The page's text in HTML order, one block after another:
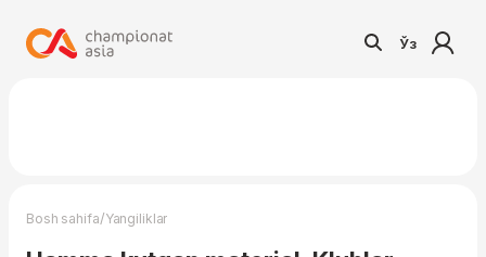
Ўз
Bosh sahifa/Yangiliklar